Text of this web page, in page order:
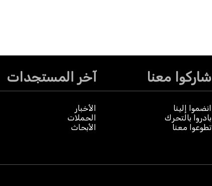
شاركوا معنا
انضموا إلينا
بادروا بالتحرك
تطوعوا معنا
آخر المستجدات
الأخبار
الحملات
الأبحاث